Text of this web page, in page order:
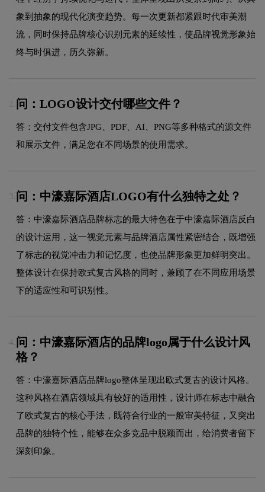
象到抽象的现代化演变趋势。每一次更新都紧跟时代审美潮
流，同时保持品牌核心识别元素的延续性，使品牌视觉形象始
终与时俱进，历久弥新。
2. 问：LOGO设计交付哪些文件？
答：交付文件包含JPG、PDF、AI、PNG等多种格式的源文件
和展示文件，满足您在不同场景的使用需求。
3. 问：中濠嘉际酒店LOGO有什么独特之处？
答：中濠嘉际酒店品牌标志的最大特色在于中濠嘉际酒店反白
的设计运用，这一视觉元素与品牌酒店属性紧密结合，既增强
了标志的视觉冲击力和记忆度，也使品牌形象更加鲜明突出。
整体设计在保持欧式复古风格的同时，兼顾了在不同应用场景
下的适应性和可识别性。
4. 问：中濠嘉际酒店的品牌logo属于什么设计风
格？
答：中濠嘉际酒店品牌logo整体呈现出欧式复古的设计风格。
这种风格在酒店领域具有较好的适用性，设计师在标志中融合
了欧式复古的核心手法，既符合行业的一般审美特征，又突出
品牌的独特个性，能够在众多竞品中脱颖而出，给消费者留下
深刻印象。